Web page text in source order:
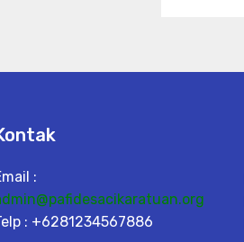
:
: +6281234567886